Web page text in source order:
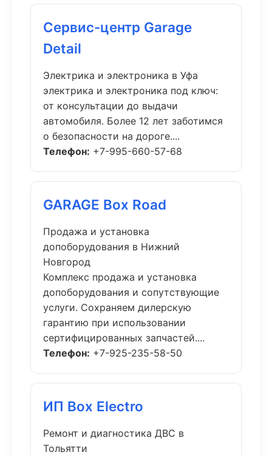
Сервис-центр Garage
Detail
Электрика и электроника в Уфа
электрика и электроника под ключ:
от консультации до выдачи
автомобиля. Более 12 лет заботимся
о безопасности на дороге....
Телефон: +7-995-660-57-68
GARAGE Box Road
Продажа и установка
допоборудования в Нижний
Новгород
Комплекс продажа и установка
допоборудования и сопутствующие
услуги. Сохраняем дилерскую
гарантию при использовании
сертифицированных запчастей....
Телефон: +7-925-235-58-50
ИП Box Electro
Ремонт и диагностика ДВС в
Тольятти